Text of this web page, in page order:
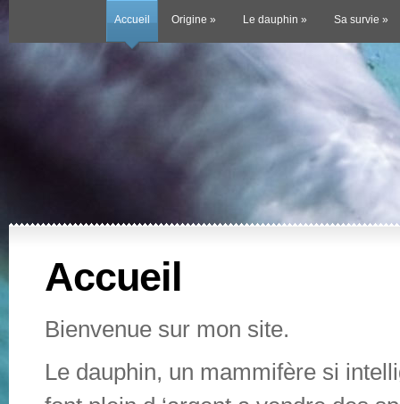
Accueil Origine » Le dauphin » Sa survie »
Accueil
Bienvenue sur mon site.
Le dauphin, un mammifère si